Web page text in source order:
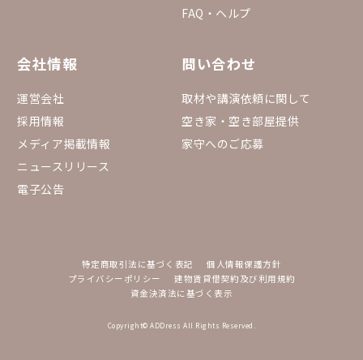
FAQ・ヘルプ
会社情報
運営会社
採用情報
メディア掲載情報
ニュースリリース
電子公告
問い合わせ
取材や講演依頼に関して
空き家・空き部屋提供
家守へのご応募
特定商取引法に基づく表記
個人情報保護方針
プライバシーポリシー
建物賃貸借契約及び利用規約
資金決済法に基づく表示
Copyright© ADDress All Rights Reserved.